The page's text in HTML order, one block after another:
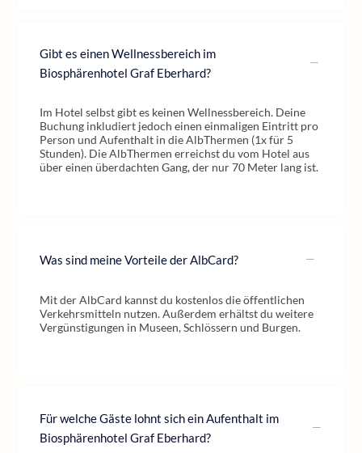
Gibt es einen Wellnessbereich im
Biosphärenhotel Graf Eberhard?
Im Hotel selbst gibt es keinen Wellnessbereich. Deine
Buchung inkludiert jedoch einen einmaligen Eintritt pro
Person und Aufenthalt in die AlbThermen (1x für 5
Stunden). Die AlbThermen erreichst du vom Hotel aus
über einen überdachten Gang, der nur 70 Meter lang ist.
Was sind meine Vorteile der AlbCard?
Mit der AlbCard kannst du kostenlos die öffentlichen
Verkehrsmitteln nutzen. Außerdem erhältst du weitere
Vergünstigungen in Museen, Schlössern und Burgen.
Für welche Gäste lohnt sich ein Aufenthalt im
Biosphärenhotel Graf Eberhard?